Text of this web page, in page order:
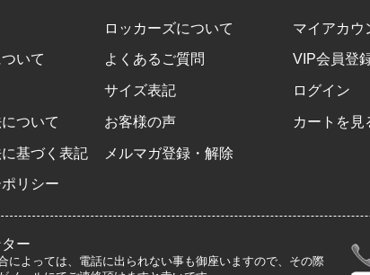
いて
ついて
基づく表記
リシー
ロッカーズについて
よくあるご質問
サイズ表記
お客様の声
メルマガ登録・解除
マイアカウ
VIP会員登
ログイン
カートを見
ー
によっては、電話に出られない事も御座いますので、その際